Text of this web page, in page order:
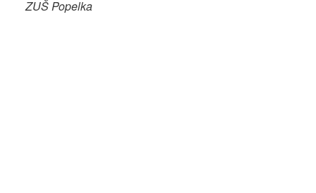
ZUŠ Popelka